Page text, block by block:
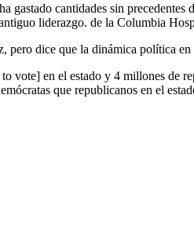
gastado cantidades sin
liderazgo. de la Columbia
pero dice que la dinámica política
vote] en el estado y 4 millones de
que republicanos en el